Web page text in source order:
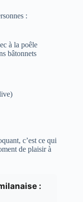
:
à la poêle
bâtonnets
c’est ce qui
de plaisir à
: